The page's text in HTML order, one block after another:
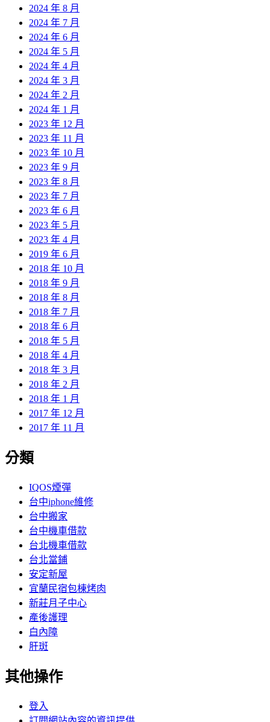
2024 年 8 月
2024 年 7 月
2024 年 6 月
2024 年 5 月
2024 年 4 月
2024 年 3 月
2024 年 2 月
2024 年 1 月
2023 年 12 月
2023 年 11 月
2023 年 10 月
2023 年 9 月
2023 年 8 月
2023 年 7 月
2023 年 6 月
2023 年 5 月
2023 年 4 月
2019 年 6 月
2018 年 10 月
2018 年 9 月
2018 年 8 月
2018 年 7 月
2018 年 6 月
2018 年 5 月
2018 年 4 月
2018 年 3 月
2018 年 2 月
2018 年 1 月
2017 年 12 月
2017 年 11 月
分類
IQOS煙彈
台中iphone維修
台中搬家
台中機車借款
台北機車借款
台北當鋪
安定新屋
宜蘭民宿包棟烤肉
新莊月子中心
產後護理
白內障
肝斑
其他操作
登入